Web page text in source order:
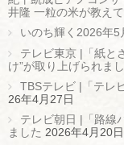
井隆 一粒の米が教え
いのち輝く2026年5
テレビ東京 |「紙と
け”が取り上げられま
TBSテレビ |「テレ
26年4月27日
テレビ朝日 |「路線
ました 2026年4月20日